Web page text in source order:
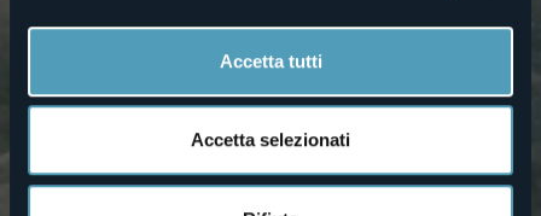
Accetta tutti
Accetta selezionati